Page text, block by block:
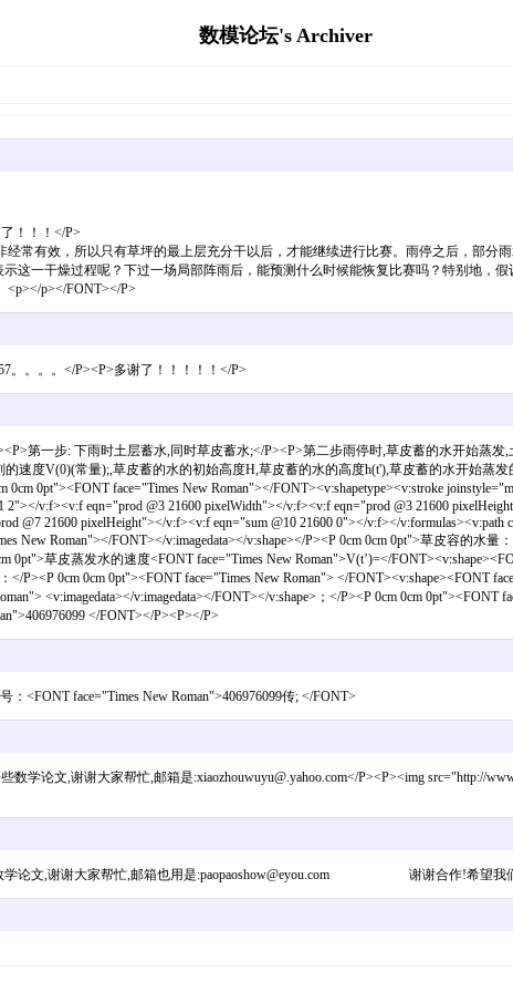
数模论坛's Archiver
！！！</P>
常有效，所以只有草坪的最上层充分干以后，才能继续进行比赛。雨停之后，部分
这一干燥过程呢？下过一场局部阵雨后，能预测什么时候能恢复比赛吗？特别地，
p></FONT></P>
。。。。</P><P>多谢了！！！！！</P>
第一步: 下雨时土层蓄水,同时草皮蓄水;</P><P>第二步雨停时,草皮蓄的水开始蒸
速度V(0)(常量);,草皮蓄的水的初始高度H,草皮蓄的水的高度h(t'),草皮蓄的水开始蒸
0pt"><FONT face="Times New Roman"></FONT><v:shapetype><v:stroke
v:f><v:f eqn="prod @3 21600 pixelWidth"></v:f><v:f eqn="prod @3 21600
@7 21600 pixelHeight"></v:f><v:f eqn="sum @10 21600 0"></v:f></v:formulas><v:path
New Roman"></FONT></v:imagedata></v:shape></P><P 0cm 0cm 0pt">草皮容的水
0pt">草皮蒸发水的速度<FONT face="Times New Roman">V(t’)=</
P><P 0cm 0cm 0pt"><FONT face="Times New Roman"> </FONT><v:shape><FONT
<v:imagedata></v:imagedata></FONT></v:shape>；</P><P 0cm 0cm
</FONT></P><P></P>
<FONT face="Times New Roman">406976099传; </FONT>
论文,谢谢大家帮忙,邮箱是:xiaozhouwuyu@.yahoo.com</P><P><img src="http://
数学论文,谢谢大家帮忙,邮箱也用是:paopaoshow@eyou.com 谢谢合作!希望我